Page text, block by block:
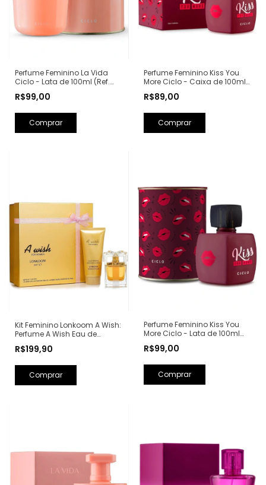
Perfume Feminino La Vida
Ciclo - Lata de 100ml (Ref.
Lancôme)
R$99,00
Perfume Feminino Kiss You
More Ciclo - Caixa de 100ml
Laurent)
R$89,00
Kit Feminino Lonkoom A Wish:
Perfume A Wish Eau de
Hidratante Corporal
R$199,90
Perfume Feminino Kiss You
More Ciclo - Lata de 100ml
(Ref. Olfativa: Libre Yves Saint
Laurent)
R$99,00